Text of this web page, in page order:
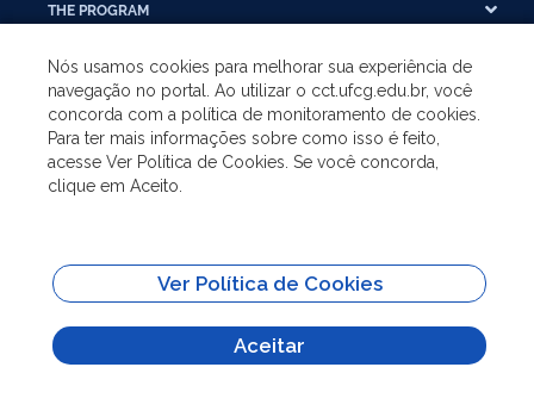
THE PROGRAM
RESEARCH AND EXTENSION
ADMINISTRATION
Nós usamos cookies para melhorar sua experiência de
navegação no portal. Ao utilizar o cct.ufcg.edu.br, você
concorda com a política de monitoramento de cookies.
Para ter mais informações sobre como isso é feito,
acesse Ver Política de Cookies. Se você concorda,
clique em Aceito.
Ver Política de Cookies
Aceitar